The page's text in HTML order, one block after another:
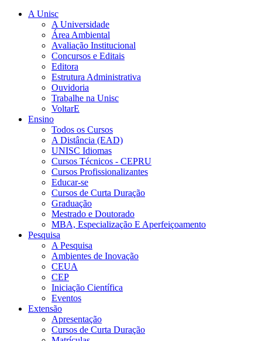
A Unisc
A Universidade
Área Ambiental
Avaliação Institucional
Concursos e Editais
Editora
Estrutura Administrativa
Ouvidoria
Trabalhe na Unisc
VoltarE
Ensino
Todos os Cursos
A Distância (EAD)
UNISC Idiomas
Cursos Técnicos - CEPRU
Cursos Profissionalizantes
Educar-se
Cursos de Curta Duração
Graduação
Mestrado e Doutorado
MBA, Especialização E Aperfeiçoamento
Pesquisa
A Pesquisa
Ambientes de Inovação
CEUA
CEP
Iniciação Científica
Eventos
Extensão
Apresentação
Cursos de Curta Duração